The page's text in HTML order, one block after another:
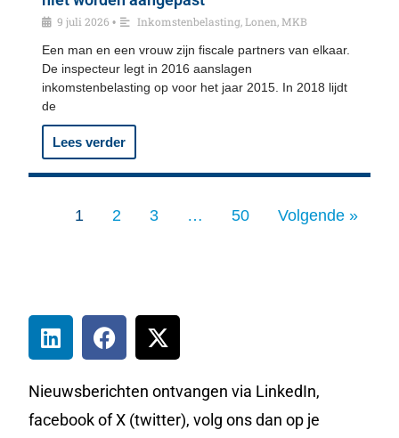
9 juli 2026 • Inkomstenbelasting,Lonen,MKB
Een man en een vrouw zijn fiscale partners van elkaar.
De inspecteur legt in 2016 aanslagen
inkomstenbelasting op voor het jaar 2015. In 2018 lijdt
de
Lees verder
1 2 3 … 50 Volgende »
Nieuwsberichten ontvangen via LinkedIn,
facebook of X (twitter), volg ons dan op je